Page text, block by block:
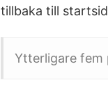
tillbaka till
Ytterligare fem